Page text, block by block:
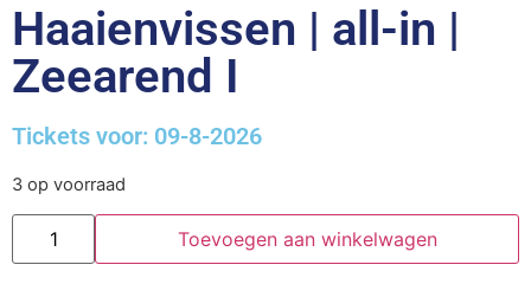
Haaienvissen | all-in |
Zeearend I
Tickets voor: 09-8-2026
3 op voorraad
Toevoegen aan winkelwagen